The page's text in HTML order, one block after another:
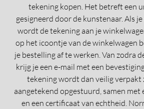
tekening kopen. Het betreft een
gesigneerd door de kunstenaar. Als
wordt de tekening aan je
op het icoontje van de winkelwagen
je bestelling af te werken. Van zodra
krijg je een e-mail met een
tekening wordt dan veilig verpakt
aangetekend opgestuurd, samen
en een certificaat van echtheid.